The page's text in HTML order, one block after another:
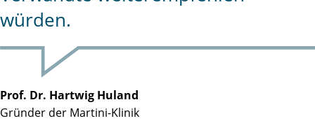
würden.
Prof. Dr. Hartwig Huland
Gründer der Martini-Klinik